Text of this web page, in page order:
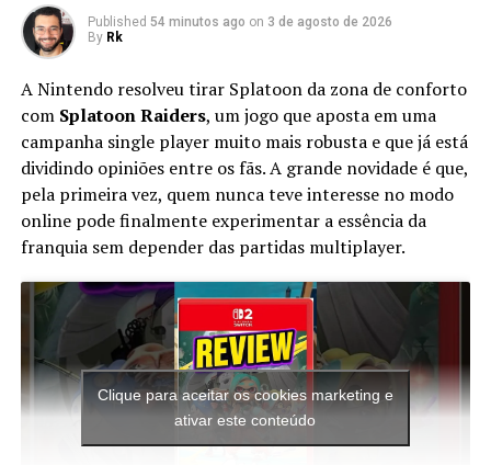
Arm
um mini-foguete;
Leg
Pode disparar napalms, esferas de energia e lança-
chamas.
Extra
Mega Man X: O Boomerang Cutter corta os tentáculos
de Launch Octopus e a tromba de Flame Mammoth;
Vile: Os bumerangues do Vile fazem a mesma coisa dos
de X e ao completar o jogo e carregá-lo, você poderá
escolher as armas, mas dessa vez elas terão munição
ilimitada. A jogabilidade continua como a de sempre.
Published 54 minutos ago on 3 de agosto de 2026
By Rk
A Nintendo resolveu tirar Splatoon da zona de conforto
com Splatoon Raiders, um jogo que aposta em uma
campanha single player muito mais robusta e que já está
dividindo opiniões entre os fãs. A grande novidade é que,
pela primeira vez, quem nunca teve interesse no modo
online pode finalmente experimentar a essência da
franquia sem depender das partidas multiplayer.
Clique para aceitar os cookies marketing e
ativar este conteúdo